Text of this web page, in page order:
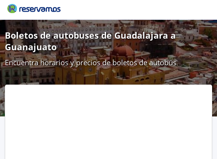
Boletos de autobuses de Guadalajara a
Guanajuato
Encuentra horarios y precios de boletos de autobús